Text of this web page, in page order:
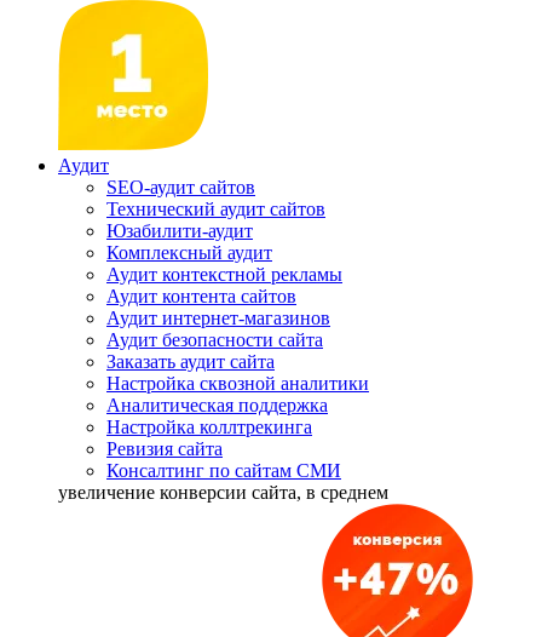
Аудит
SEO-аудит сайтов
Технический аудит сайтов
Юзабилити-аудит
Комплексный аудит
Аудит контекстной рекламы
Аудит контента сайтов
Аудит интернет-магазинов
Аудит безопасности сайта
Заказать аудит сайта
Настройка сквозной аналитики
Аналитическая поддержка
Настройка коллтрекинга
Ревизия сайта
Консалтинг по сайтам СМИ
увеличение конверсии сайта, в среднем